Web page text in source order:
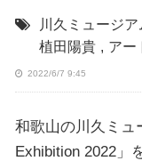
川久ミュージア
植田陽貴 , アー
2022/6/7 9:45
和歌山の川久ミュ
Exhibition 2022」